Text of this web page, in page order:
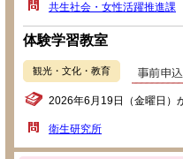
共生社会・女性活躍推進課
体験学習教室
観光・文化・教育
2026年6月19日（金曜日）
衛生研究所